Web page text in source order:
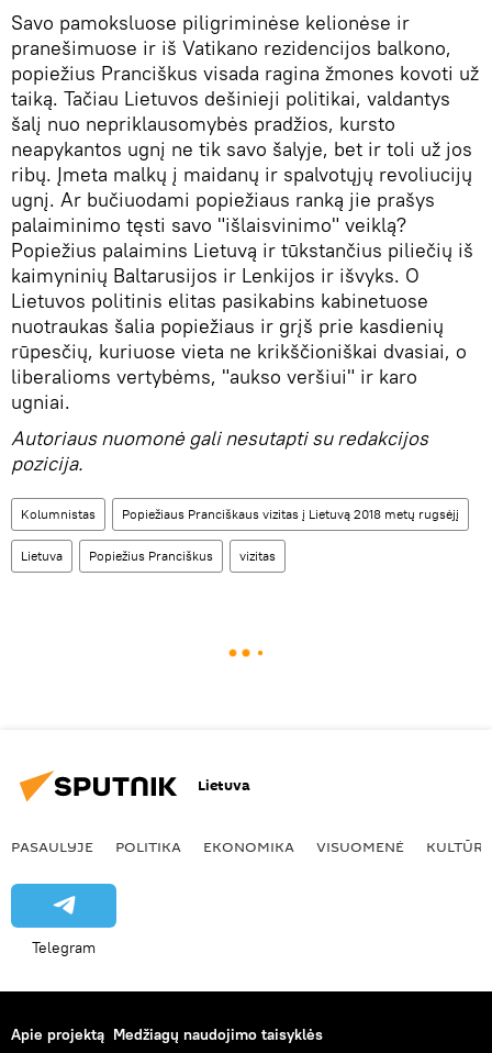
Savo pamoksluose piligriminėse kelionėse ir
pranešimuose ir iš Vatikano rezidencijos balkono,
popiežius Pranciškus visada ragina žmones kovoti už
taiką. Tačiau Lietuvos dešinieji politikai, valdantys
šalį nuo nepriklausomybės pradžios, kursto
neapykantos ugnį ne tik savo šalyje, bet ir toli už jos
ribų. Įmeta malkų į maidanų ir spalvotųjų revoliucijų
ugnį. Ar bučiuodami popiežiaus ranką jie prašys
palaiminimo tęsti savo "išlaisvinimo" veiklą?
Popiežius palaimins Lietuvą ir tūkstančius piliečių iš
kaimyninių Baltarusijos ir Lenkijos ir išvyks. O
Lietuvos politinis elitas pasikabins kabinetuose
nuotraukas šalia popiežiaus ir grįš prie kasdienių
rūpesčių, kuriuose vieta ne krikščioniškai dvasiai, o
liberalioms vertybėms, "aukso veršiui" ir karo
ugniai.
Autoriaus nuomonė gali nesutapti su redakcijos
pozicija.
Kolumnistas Popiežiaus Pranciškaus vizitas į Lietuvą 2018 metų rugsėjį
Lietuva Popiežius Pranciškus vizitas
Lietuva
PASAULYJE POLITIKA EKONOMIKA VISUOMENĖ KULTŪRA
Telegram
Apie projektą Medžiagų naudojimo taisyklės